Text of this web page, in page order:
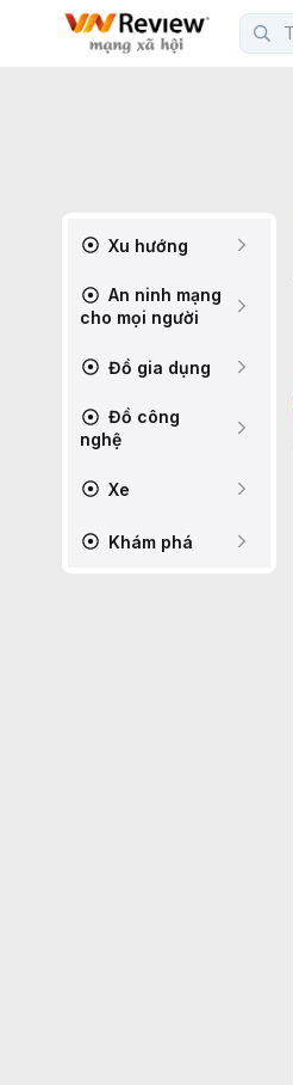
Xu hướng
An ninh mạng
cho mọi người
Đồ gia dụng
Đồ công
nghệ
Xe
Khám phá